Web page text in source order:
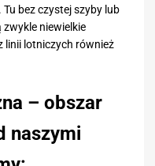
bez czystej szyby lub
niewielkie
linii lotniczych również
– obszar
naszymi